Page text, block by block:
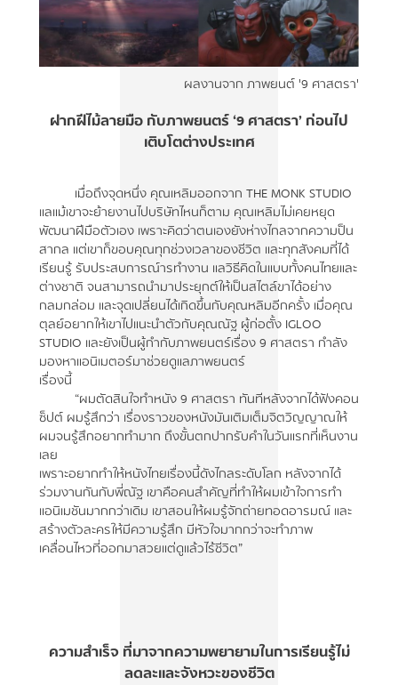
ผลงานจาก ภาพยนต์ '9 ศาสตรา'
ฝากฝีไม้ลายมือ กับภาพยนตร์ ‘9 ศาสตรา’ ก่อนไป
เติบโตต่างประเทศ
เมื่อถึงจุดหนึ่ง คุณเหลิมออกจาก THE MONK STUDIO
แลแม้เขาจะย้ายงานไปบริษัทไหนก็ตาม คุณเหลิมไม่เคยหยุด
พัฒนาฝีมือตัวเอง เพราะคิดว่าตนเองยังห่างไกลจากความป็น
สากล แต่เขาก็ขอบคุณทุกช่วงเวลาของชีวิต และทุกสังคมที่ได้
เรียนรู้ รับประสบการณ์ารทำงาน แลวิธีคิดในแบบทั้งคนไทยและ
ต่างชาติ จนสามารถนำมาประยุกต์ให้เป็นสไตล์ขาได้อย่าง
กลมกล่อม และจุดเปลี่ยนได้เกิดขึ้นกับคุณหลิมอีกครั้ง เมื่อคุณ
ตุลย์อยากให้เขาไปแนะนำตัวกับคุณณัฐ ผู้ก่อตั้ง IGLOO
STUDIO และยังเป็นผู้กำกับภาพยนตร์เรื่อง 9 ศาสตรา กำลัง
มองหาแอนิเมตอร์มาช่วยดูแลภาพยนตร์
เรื่องนี้
“ผมตัดสินใจทำหนัง 9 ศาสตรา ทันทีหลังจากได้ฟังคอน
ซ็ปต์ ผมรู้สึกว่า เรื่องราวของหนังมันเติมเต็มจิตวิญญาณให้
ผมจนรู้สึกอยากทำมาก ถึงขั้นตกปากรับคำในวันแรกที่เห็นงาน
เลย
เพราะอยากทำให้หนังไทยเรื่องนี้ดังไกลระดับโลก หลังจากได้
ร่วมงานกันกับพี่ณัฐ เขาคือคนสำคัญที่ทำให้ผมเข้าใจการทำ
แอนิเมชันมากกว่าเดิม เขาสอนให้ผมรู้จักถ่ายทอดอารมณ์ และ
สร้างตัวละครให้มีความรู้สึก มีหัวใจมากกว่าจะทำภาพ
เคลื่อนไหวที่ออกมาสวยแต่ดูแล้วไร้ชีวิต”
ความสำเร็จ ที่มาจากความพยายามในการเรียนรู้ไม่
ลดละและจังหวะของชีวิต